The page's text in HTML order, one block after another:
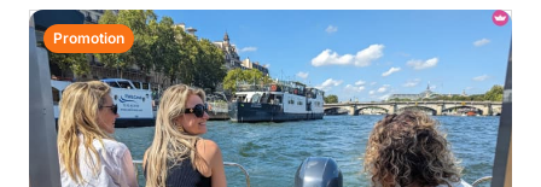
Promotion